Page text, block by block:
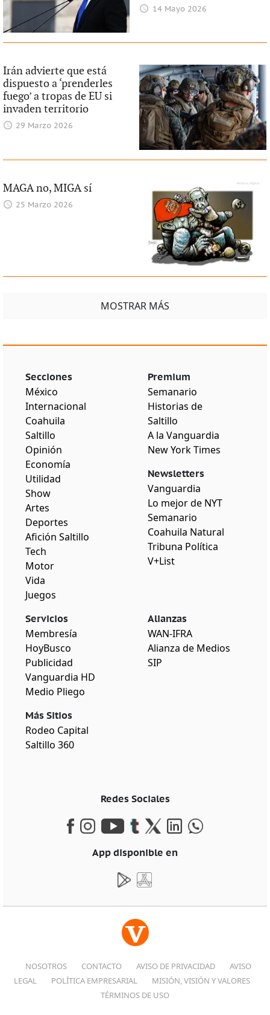
14 Mayo 2026
Irán advierte que está
dispuesto a ‘prenderles
fuego’ a tropas de EU si
invaden territorio
29 Marzo 2026
MAGA no, MIGA sí
25 Marzo 2026
MOSTRAR MÁS
Secciones
México
Internacional
Coahuila
Saltillo
Opinión
Economía
Utilidad
Show
Artes
Deportes
Afición Saltillo
Tech
Motor
Vida
Juegos
Premium
Semanario
Historias de
Saltillo
A la Vanguardia
New York Times
Newsletters
Vanguardia
Lo mejor de NYT
Semanario
Coahuila Natural
Tribuna Política
V+List
Servicios
Membresía
HoyBusco
Publicidad
Vanguardia HD
Medio Pliego
Más Sitios
Rodeo Capital
Saltillo 360
Alianzas
WAN-IFRA
Alianza de Medios
SIP
Redes Sociales
App disponible en
NOSOTROS CONTACTO AVISO DE PRIVACIDAD
AVISO
LEGAL
POLÍTICA EMPRESARIAL
MISIÓN, VISIÓN Y VALORES
TÉRMINOS DE USO